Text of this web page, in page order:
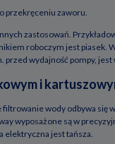
przekręceniu zaworu.
zastosowań.
roboczym jest
wydajność pompy,
i
wody odbywa się
wyposażone są w
elektryczna jest tańsza.